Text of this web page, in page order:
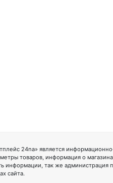
24na» является
товаров, информация о
информации, так же администрация
сайта.